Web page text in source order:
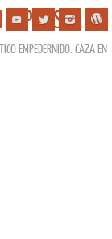
EMPEDERNIDO. CAZA EN